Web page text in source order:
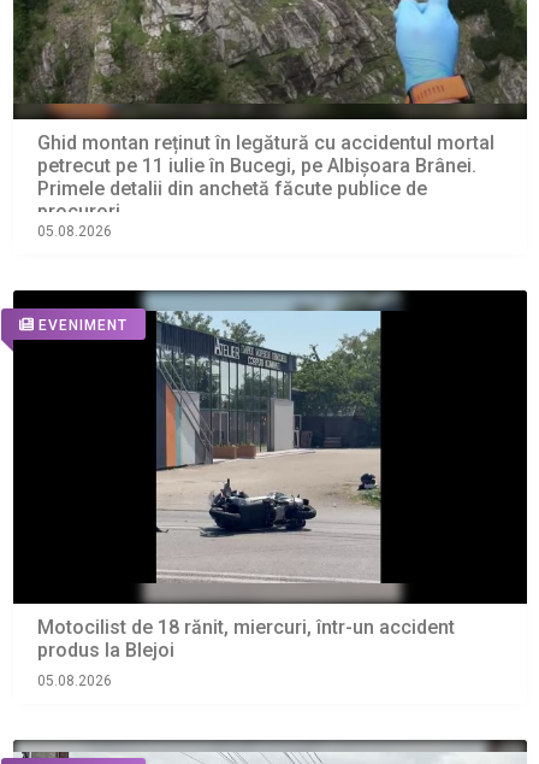
Ghid montan reținut în legătură cu accidentul mortal
petrecut pe 11 iulie în Bucegi, pe Albișoara Brânei.
Primele detalii din anchetă făcute publice de
procurori
05.08.2026
EVENIMENT
Motocilist de 18 rănit, miercuri, într-un accident
produs la Blejoi
05.08.2026